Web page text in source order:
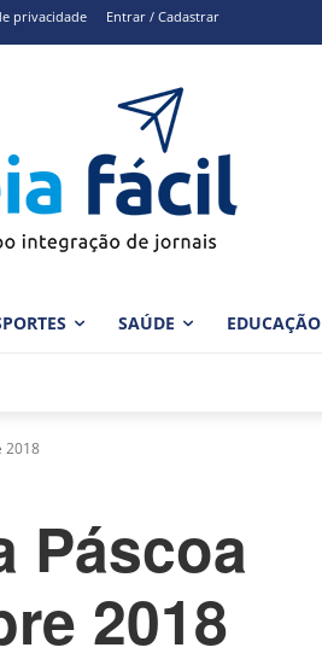
privacidade Entrar / Cadastrar
SAÚDE EDUCAÇÃO
2018
Páscoa
2018